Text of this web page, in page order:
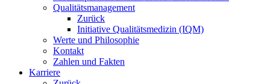
Qualitäts­management
Zurück
Initiative Qualitätsmedizin (IQM)
Werte und Philosophie
Kontakt
Zahlen und Fakten
Karriere